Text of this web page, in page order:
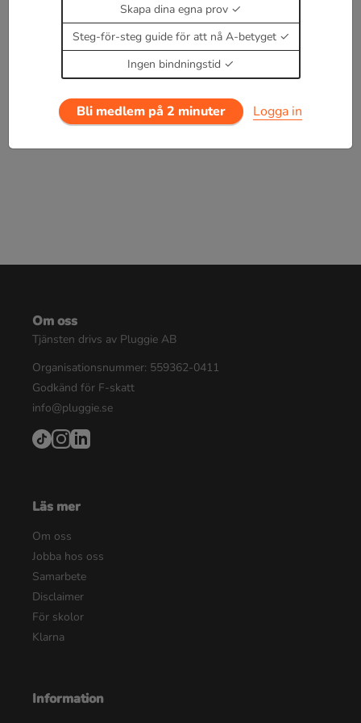
x)
x)⇒−sin(x)
dagar för 19 kr.
Logga inellerBli medlem nu
Skapa dina egna prov
Steg-för-steg guide för att nå A-betyget
Ingen bindningstid
Bli medlem på 2 minuter Logga in
Om oss
Tjänsten drivs av Pluggie AB
Organisationsnummer: 559362-0411
Godkänd för F-skatt
info@pluggie.se
Läs mer
Om oss
Jobba hos oss
Samarbete
Disclaimer
För skolor
Klarna
Information